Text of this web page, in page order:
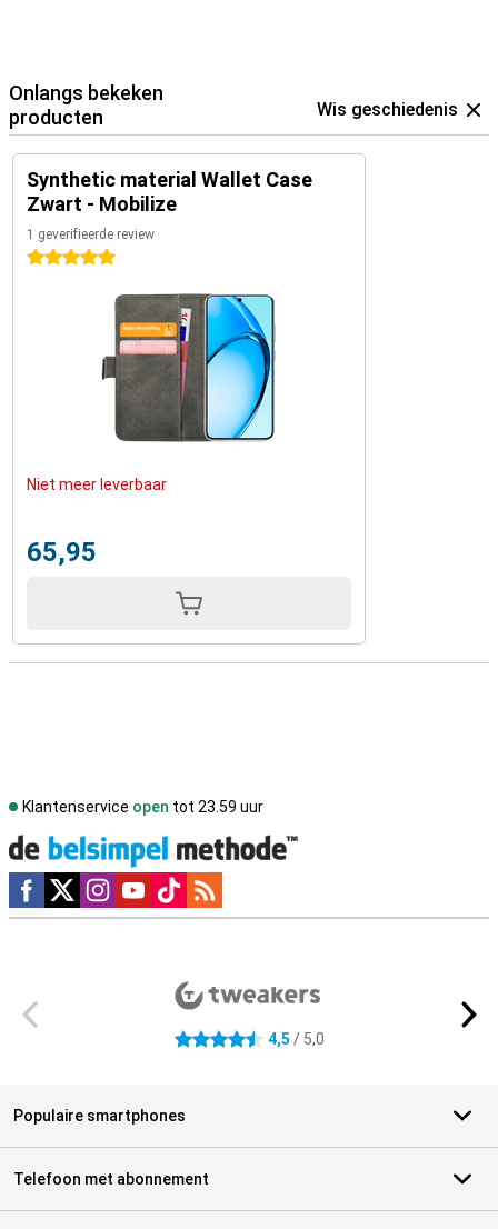
Onlangs bekeken
producten
Wis geschiedenis
Synthetic material Wallet Case
Zwart - Mobilize
1 geverifieerde review
5 sterren
Niet meer leverbaar
65,95
Klantenservice open tot 23.59 uur
Social media
4.5 sterren 4,5 / 5,0
Populaire smartphones
Telefoon met abonnement